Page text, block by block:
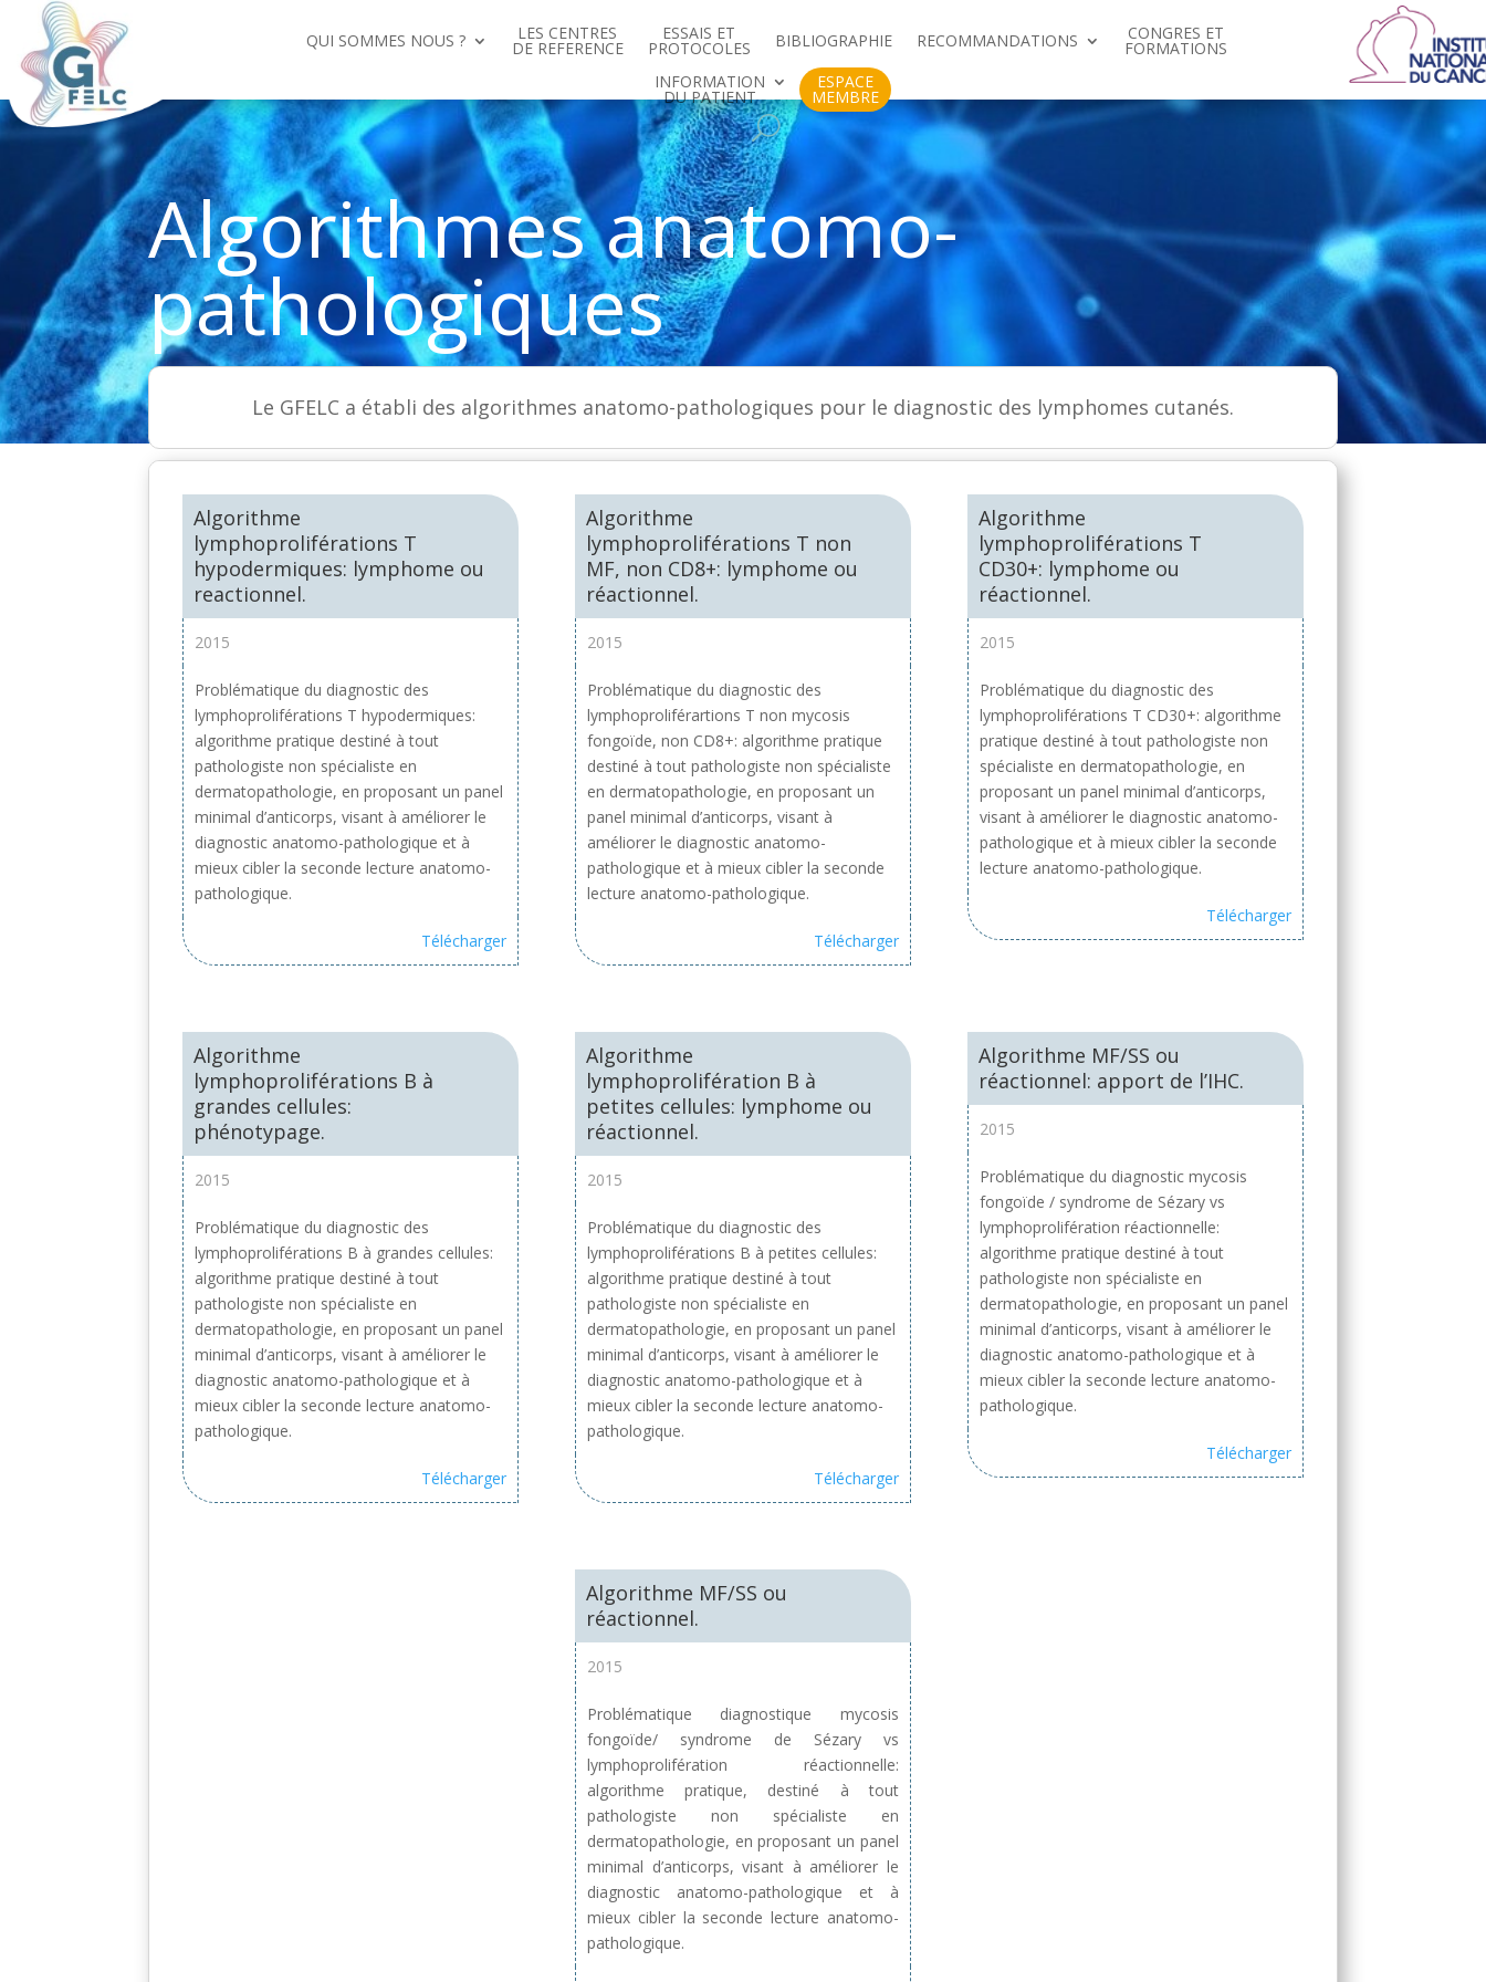
QUI SOMMES NOUS ? LES CENTRES
DE REFERENCE
ESSAIS ET
PROTOCOLES BIBLIOGRAPHIE RECOMMANDATIONS CONGRES ET
FORMATIONS
INFORMATION
DU PATIENT
ESPACE
MEMBRE
Algorithmes anatomo-
pathologiques
Le GFELC a établi des algorithmes anatomo-pathologiques pour le diagnostic des lymphomes cutanés.
Algorithme
lymphoproliférations T
hypodermiques: lymphome ou
reactionnel.
2015
Problématique du diagnostic des
lymphoproliférations T hypodermiques:
algorithme pratique destiné à tout
pathologiste non spécialiste en
dermatopathologie, en proposant un panel
minimal d’anticorps, visant à améliorer le
diagnostic anatomo-pathologique et à
mieux cibler la seconde lecture anatomo-
pathologique.
Télécharger
Algorithme
lymphoproliférations T non
MF, non CD8+: lymphome ou
réactionnel.
2015
Problématique du diagnostic des
lymphoproliférartions T non mycosis
fongoïde, non CD8+: algorithme pratique
destiné à tout pathologiste non spécialiste
en dermatopathologie, en proposant un
panel minimal d’anticorps, visant à
améliorer le diagnostic anatomo-
pathologique et à mieux cibler la seconde
lecture anatomo-pathologique.
Télécharger
Algorithme
lymphoproliférations T
CD30+: lymphome ou
réactionnel.
2015
Problématique du diagnostic des
lymphoproliférations T CD30+: algorithme
pratique destiné à tout pathologiste non
spécialiste en dermatopathologie, en
proposant un panel minimal d’anticorps,
visant à améliorer le diagnostic anatomo-
pathologique et à mieux cibler la seconde
lecture anatomo-pathologique.
Télécharger
Algorithme
lymphoproliférations B à
grandes cellules:
phénotypage.
2015
Problématique du diagnostic des
lymphoproliférations B à grandes cellules:
algorithme pratique destiné à tout
pathologiste non spécialiste en
dermatopathologie, en proposant un panel
minimal d’anticorps, visant à améliorer le
diagnostic anatomo-pathologique et à
mieux cibler la seconde lecture anatomo-
pathologique.
Télécharger
Algorithme
lymphoprolifération B à
petites cellules: lymphome ou
réactionnel.
2015
Problématique du diagnostic des
lymphoproliférations B à petites cellules:
algorithme pratique destiné à tout
pathologiste non spécialiste en
dermatopathologie, en proposant un panel
minimal d’anticorps, visant à améliorer le
diagnostic anatomo-pathologique et à
mieux cibler la seconde lecture anatomo-
pathologique.
Télécharger
Algorithme MF/SS ou
réactionnel: apport de l’IHC.
2015
Problématique du diagnostic mycosis
fongoïde / syndrome de Sézary vs
lymphoprolifération réactionnelle:
algorithme pratique destiné à tout
pathologiste non spécialiste en
dermatopathologie, en proposant un panel
minimal d’anticorps, visant à améliorer le
diagnostic anatomo-pathologique et à
mieux cibler la seconde lecture anatomo-
pathologique.
Télécharger
Algorithme MF/SS ou
réactionnel.
2015
Problématique diagnostique mycosis
fongoïde/ syndrome de Sézary vs
lymphoprolifération réactionnelle:
algorithme pratique, destiné à tout
pathologiste non spécialiste en
dermatopathologie, en proposant un panel
minimal d’anticorps, visant à améliorer le
diagnostic anatomo-pathologique et à
mieux cibler la seconde lecture anatomo-
pathologique.